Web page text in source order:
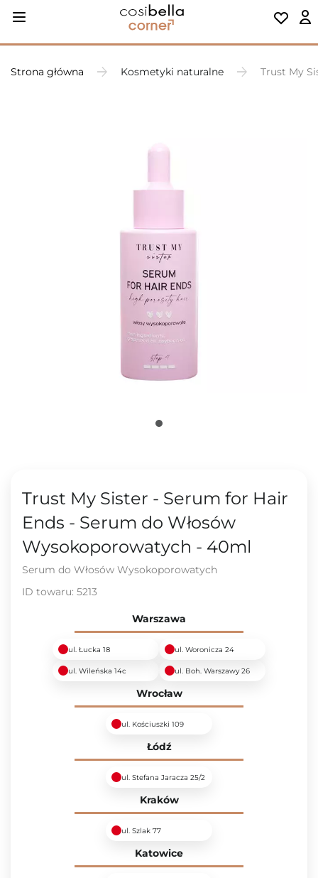
Strona główna Kosmetyki naturalne Trust My
Trust My Sister - Serum for Hair
Ends - Serum do Włosów
Wysokoporowatych - 40ml
Serum do Włosów Wysokoporowatych
ID towaru: 5213
Warszawa
ul. Łucka 18 ul. Woronicza 24
ul. Wileńska 14c ul. Boh. Warszawy 26
Wrocław
ul. Kościuszki 109
Łódź
ul. Stefana Jaracza 25/2
Kraków
ul. Szlak 77
Katowice